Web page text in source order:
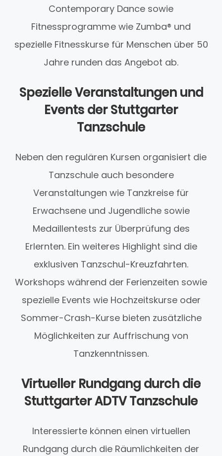
Contemporary Dance sowie
Fitnessprogramme wie Zumba® und
spezielle Fitnesskurse für Menschen über 50
Jahre runden das Angebot ab.
Spezielle Veranstaltungen und
Events der Stuttgarter
Tanzschule
Neben den regulären Kursen organisiert die
Tanzschule auch besondere
Veranstaltungen wie Tanzkreise für
Erwachsene und Jugendliche sowie
Medaillentests zur Überprüfung des
Erlernten. Ein weiteres Highlight sind die
exklusiven Tanzschul-Kreuzfahrten.
Workshops während der Ferienzeiten sowie
spezielle Events wie Hochzeitskurse oder
Sommer-Crash-Kurse bieten zusätzliche
Möglichkeiten zur Auffrischung von
Tanzkenntnissen.
Virtueller Rundgang durch die
Stuttgarter ADTV Tanzschule
Interessierte können einen virtuellen
Rundgang durch die Räumlichkeiten der